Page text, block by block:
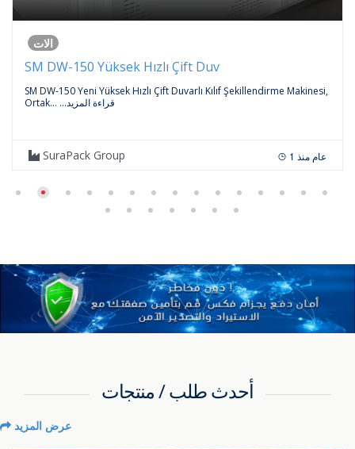
الات
SM DW-150 Yüksek Hızlı Çift Duv
SM DW-150 Yeni Yüksek Hızlı Çift Duvarlı Kılıf Şekillendirme Makinesi,
Ortak...
...قراءة المزيد
SuraPack Group 1 عام منذ
أحدث طلب / منتجات
عرض المزيد